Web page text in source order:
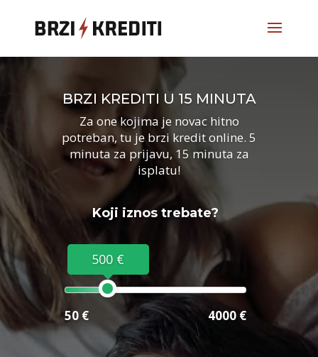
BRZI KREDITI U 15 MINUTA
Za one kojima je novac hitno
potreban, tu je brzi kredit online. 5
minuta za prijavu, 15 minuta za
isplatu!
Koji iznos trebate?
500 €
50 € 4000 €